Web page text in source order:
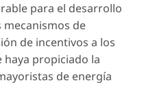
para el desarrollo
mecanismos de
de incentivos a los
haya propiciado la
de energía